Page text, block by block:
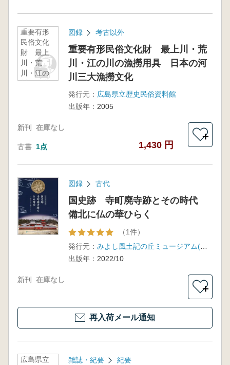
重要有形
民俗文化
財 最上
川・荒
川・江の
川の漁撈
文化
図録 考古以外
重要有形民俗文化財 最上川・荒
川・江の川の漁撈用具 日本の河
川三大漁撈文化
発行元： 広島県立歴史民俗資料館
出版年： 2005
新刊 在庫なし
古書 1点 1,430 円
＋
図録 古代
国史跡 寺町廃寺跡とその時代
備北に仏の華ひらく
（1件）
発行元：
みよし風土記の丘ミュージアム(広島県立歴史民俗資料館)
出版年： 2022/10
新刊 在庫なし
＋
再入荷メール通知
広島県立
雑誌・紀要 紀要